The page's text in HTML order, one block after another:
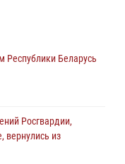
и
Республики Беларусь
Росгвардии,
вернулись из